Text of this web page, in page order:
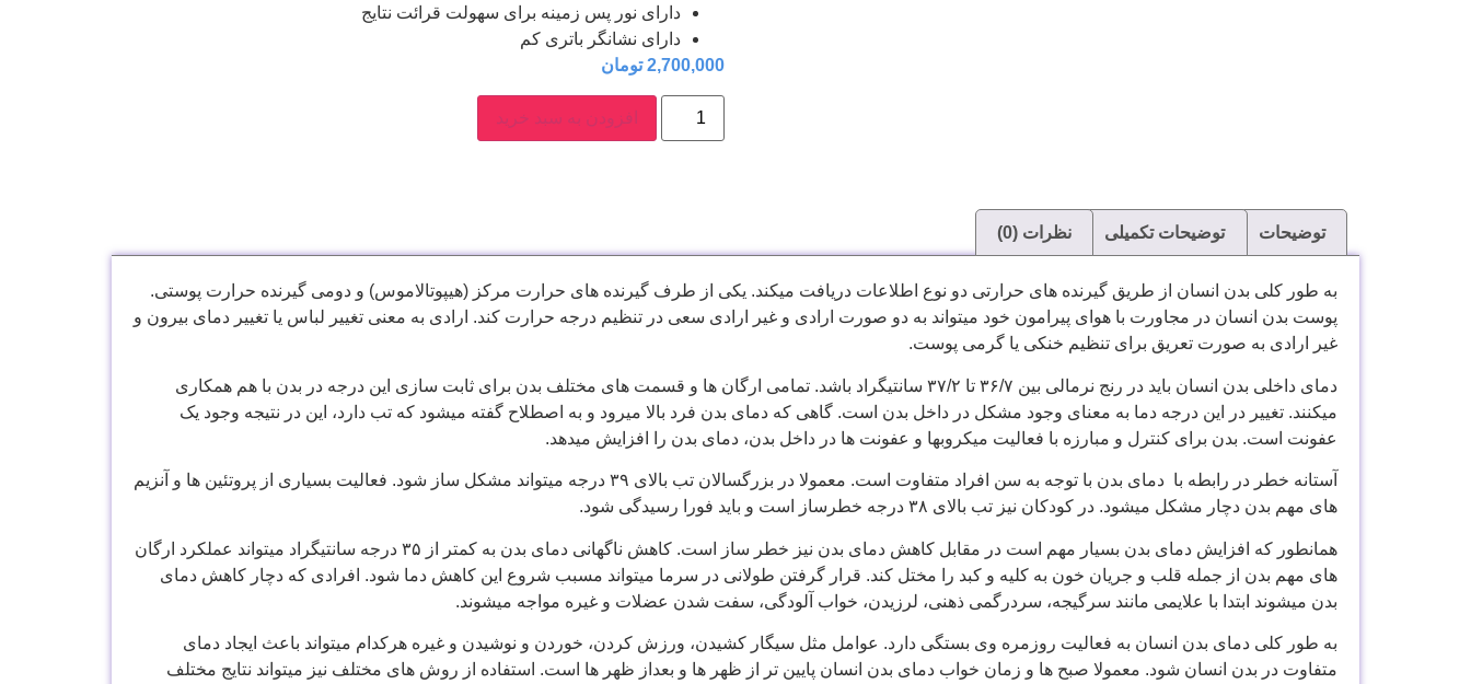
دارای نور پس زمینه برای سهولت قرائت نتایج
دارای نشانگر باتری کم
2,700,000 تومان
افزودن به سبد خرید
توضیحات توضیحات تکمیلی نظرات (0)
به طور کلی بدن انسان از طریق گیرنده های حرارتی دو نوع اطلاعات دریافت میکند. یکی از طرف گیرنده های حرارت مرکز (هیپوتالاموس) و دومی گیرنده حرارت پوستی.
پوست بدن انسان در مجاورت با هوای پیرامون خود میتواند به دو صورت ارادی و غیر ارادی سعی در تنظیم درجه حرارت کند. ارادی به معنی تغییر لباس یا تغییر دمای بیرون و
غیر ارادی به صورت تعریق برای تنظیم خنکی یا گرمی پوست.
دمای داخلی بدن انسان باید در رنج نرمالی بین ۳۶/۷ تا ۳۷/۲ سانتیگراد باشد. تمامی ارگان ها و قسمت های مختلف بدن برای ثابت سازی این درجه در بدن با هم همکاری
میکنند. تغییر در این درجه دما به معنای وجود مشکل در داخل بدن است. گاهی که دمای بدن فرد بالا میرود و به اصطلاح گفته میشود که تب دارد، این در نتیجه وجود یک
عفونت است. بدن برای کنترل و مبارزه با فعالیت میکروبها و عفونت ها در داخل بدن، دمای بدن را افزایش میدهد.
آستانه خطر در رابطه با دمای بدن با توجه به سن افراد متفاوت است. معمولا در بزرگسالان تب بالای ۳۹ درجه میتواند مشکل ساز شود. فعالیت بسیاری از پروتئین ها و آنزیم
های مهم بدن دچار مشکل میشود. در کودکان نیز تب بالای ۳۸ درجه خطرساز است و باید فورا رسیدگی شود.
همانطور که افزایش دمای بدن بسیار مهم است در مقابل کاهش دمای بدن نیز خطر ساز است. کاهش ناگهانی دمای بدن به کمتر از ۳۵ درجه سانتیگراد میتواند عملکرد ارگان
های مهم بدن از جمله قلب و جریان خون به کلیه و کبد را مختل کند. قرار گرفتن طولانی در سرما میتواند مسبب شروع این کاهش دما شود. افرادی که دچار کاهش دمای
بدن میشوند ابتدا با علايمی مانند سرگیجه، سردرگمی ذهنی، لرزیدن، خواب آلودگی، سفت شدن عضلات و غیره مواجه میشوند.
به طور کلی دمای بدن انسان به فعالیت روزمره وی بستگی دارد. عوامل مثل سیگار کشیدن، ورزش کردن، خوردن و نوشیدن و غیره هرکدام میتواند باعث ایجاد دمای
متفاوت در بدن انسان شود. معمولا صبح ها و زمان خواب دمای بدن انسان پایین تر از ظهر ها و بعداز ظهر ها است. استفاده از روش های مختلف نیز میتواند نتایج مختلف